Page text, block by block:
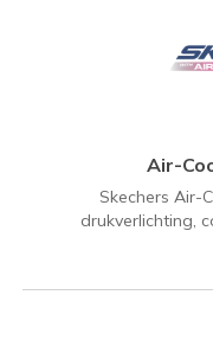
Air-
Skechers Air-
drukverlichting,